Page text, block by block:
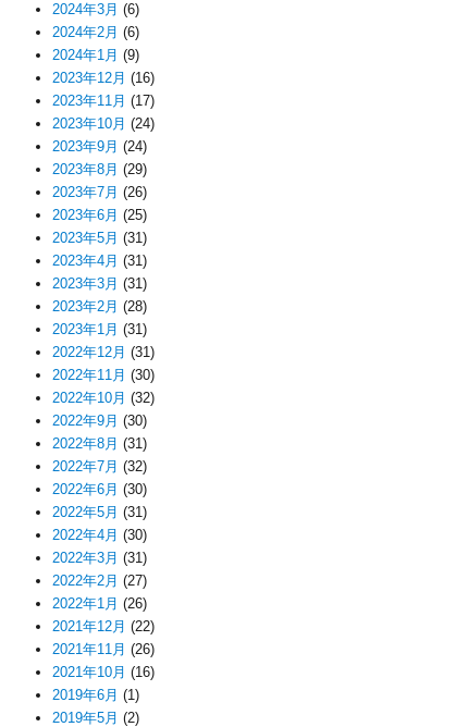
2024年3月 (6)
2024年2月 (6)
2024年1月 (9)
2023年12月 (16)
2023年11月 (17)
2023年10月 (24)
2023年9月 (24)
2023年8月 (29)
2023年7月 (26)
2023年6月 (25)
2023年5月 (31)
2023年4月 (31)
2023年3月 (31)
2023年2月 (28)
2023年1月 (31)
2022年12月 (31)
2022年11月 (30)
2022年10月 (32)
2022年9月 (30)
2022年8月 (31)
2022年7月 (32)
2022年6月 (30)
2022年5月 (31)
2022年4月 (30)
2022年3月 (31)
2022年2月 (27)
2022年1月 (26)
2021年12月 (22)
2021年11月 (26)
2021年10月 (16)
2019年6月 (1)
2019年5月 (2)